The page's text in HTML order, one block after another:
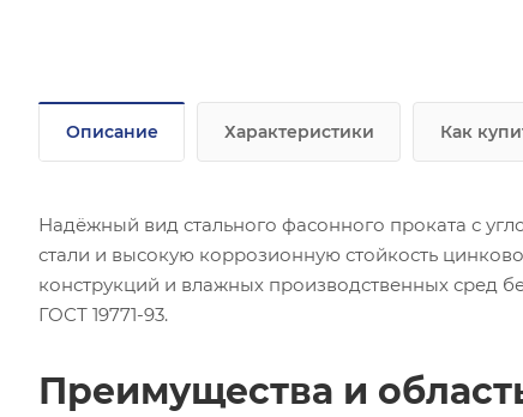
Описание Характеристики Как
Надёжный вид стального фасонного проката с
стали и высокую коррозионную стойкость
конструкций и влажных производственных сред
ГОСТ 19771-93.
Преимущества и